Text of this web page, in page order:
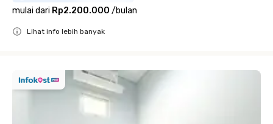
mulai dari Rp2.200.000 /bulan
Lihat info lebih banyak